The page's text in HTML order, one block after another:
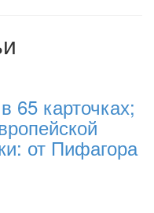
65 карточках;
от Пифагора